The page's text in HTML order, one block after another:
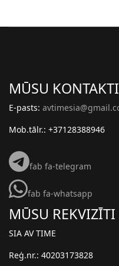
MŪSU KONTAKTI
E-pasts:
Mob.tālr.: +37128388946
fab fa-telegram
fab fa-whatsapp
MŪSU REKVIZĪTI
SIA AV TIME
Reģ.nr.: 40203173828